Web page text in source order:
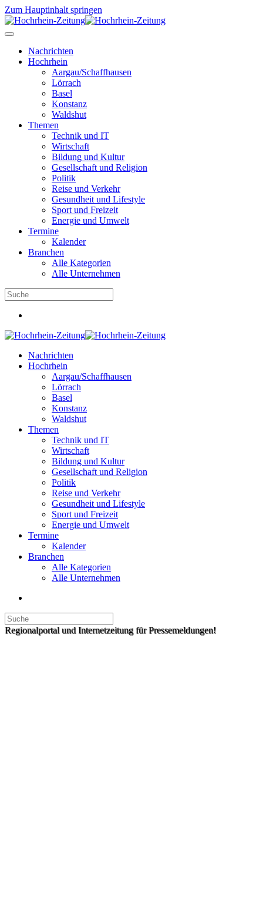
Zum Hauptinhalt springen
Nachrichten
Hochrhein
Aargau/Schaffhausen
Lörrach
Basel
Konstanz
Waldshut
Themen
Technik und IT
Wirtschaft
Bildung und Kultur
Gesellschaft und Religion
Politik
Reise und Verkehr
Gesundheit und Lifestyle
Sport und Freizeit
Energie und Umwelt
Termine
Kalender
Branchen
Alle Kategorien
Alle Unternehmen
Nachrichten
Hochrhein
Aargau/Schaffhausen
Lörrach
Basel
Konstanz
Waldshut
Themen
Technik und IT
Wirtschaft
Bildung und Kultur
Gesellschaft und Religion
Politik
Reise und Verkehr
Gesundheit und Lifestyle
Sport und Freizeit
Energie und Umwelt
Termine
Kalender
Branchen
Alle Kategorien
Alle Unternehmen
Regionalportal und Internetzeitung für Pressemeldungen!